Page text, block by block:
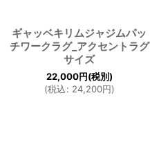
ギャッベキリムジャジムパッ
チワークラグ_アクセントラグ
サイズ
22,000円(税別)
(税込: 24,200円)